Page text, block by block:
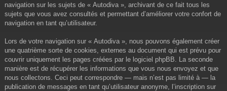
navigation sur les sujets de « Autodiva », archivant de ce fait tous les
sujets que vous avez consultés et permettant d’améliorer votre confort de
navigation en tant qu’utilisateur.
Lors de votre navigation sur « Autodiva », nous pouvons également créer
une quatrième sorte de cookies, externes au document qui est prévu pour
couvrir uniquement les pages créées par le logiciel phpBB. La seconde
manière est de récupérer les informations que vous nous envoyez et que
nous collectons. Ceci peut correspondre — mais n’est pas limité à — la
publication de messages en tant qu’utilisateur anonyme, l’inscription sur